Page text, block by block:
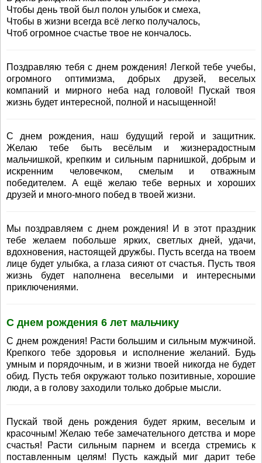
Чтобы день твой был полон улыбок и смеха,
Чтобы в жизни всегда всё легко получалось,
Чтоб огромное счастье твое не кончалось.
Поздравляю тебя с днем рождения! Легкой тебе учебы,
огромного оптимизма, добрых друзей, веселых
компаний и мирного неба над головой! Пускай твоя
жизнь будет интересной, полной и насыщенной!
С днем рождения, наш будущий герой и защитник.
Желаю тебе быть весёлым и жизнерадостным
мальчишкой, крепким и сильным парнишкой, добрым и
искренним человечком, смелым и отважным
победителем. А ещё желаю тебе верных и хороших
друзей и много-много побед в твоей жизни.
Мы поздравляем с днем рождения! И в этот праздник
тебе желаем побольше ярких, светлых дней, удачи,
вдохновения, настоящей дружбы. Пусть всегда на твоем
лице будет улыбка, а глаза сияют от счастья. Пусть твоя
жизнь будет наполнена веселыми и интересными
приключениями.
С днем рождения 6 лет мальчику
С днем рождения! Расти большим и сильным мужчиной.
Крепкого тебе здоровья и исполнение желаний. Будь
умным и порядочным, и в жизни твоей никогда не будет
обид. Пусть тебя окружают только позитивные, хорошие
люди, а в голову заходили только добрые мысли.
Пускай твой день рождения будет ярким, веселым и
красочным! Желаю тебе замечательного детства и море
счастья! Расти сильным парнем и всегда стремись к
поставленным целям! Пусть каждый миг дарит тебе